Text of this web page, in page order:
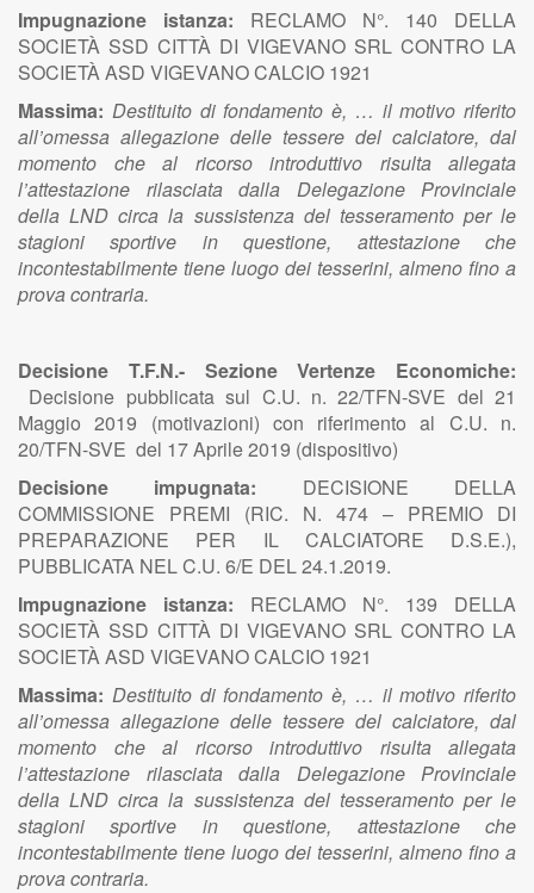
Impugnazione istanza: RECLAMO N°. 140 DELLA
SOCIETÀ SSD CITTÀ DI VIGEVANO SRL CONTRO LA
SOCIETÀ ASD VIGEVANO CALCIO 1921
Massima: Destituito di fondamento è, … il motivo riferito
all’omessa allegazione delle tessere del calciatore, dal
momento che al ricorso introduttivo risulta allegata
l’attestazione rilasciata dalla Delegazione Provinciale
della LND circa la sussistenza del tesseramento per le
stagioni sportive in questione, attestazione che
incontestabilmente tiene luogo dei tesserini, almeno fino a
prova contraria.
Decisione T.F.N.- Sezione Vertenze Economiche:
Decisione pubblicata sul C.U. n. 22/TFN-SVE del 21
Maggio 2019 (motivazioni) con riferimento al C.U. n.
20/TFN-SVE del 17 Aprile 2019 (dispositivo)
Decisione impugnata: DECISIONE DELLA
COMMISSIONE PREMI (RIC. N. 474 – PREMIO DI
PREPARAZIONE PER IL CALCIATORE D.S.E.),
PUBBLICATA NEL C.U. 6/E DEL 24.1.2019.
Impugnazione istanza: RECLAMO N°. 139 DELLA
SOCIETÀ SSD CITTÀ DI VIGEVANO SRL CONTRO LA
SOCIETÀ ASD VIGEVANO CALCIO 1921
Massima: Destituito di fondamento è, … il motivo riferito
all’omessa allegazione delle tessere del calciatore, dal
momento che al ricorso introduttivo risulta allegata
l’attestazione rilasciata dalla Delegazione Provinciale
della LND circa la sussistenza del tesseramento per le
stagioni sportive in questione, attestazione che
incontestabilmente tiene luogo dei tesserini, almeno fino a
prova contraria.